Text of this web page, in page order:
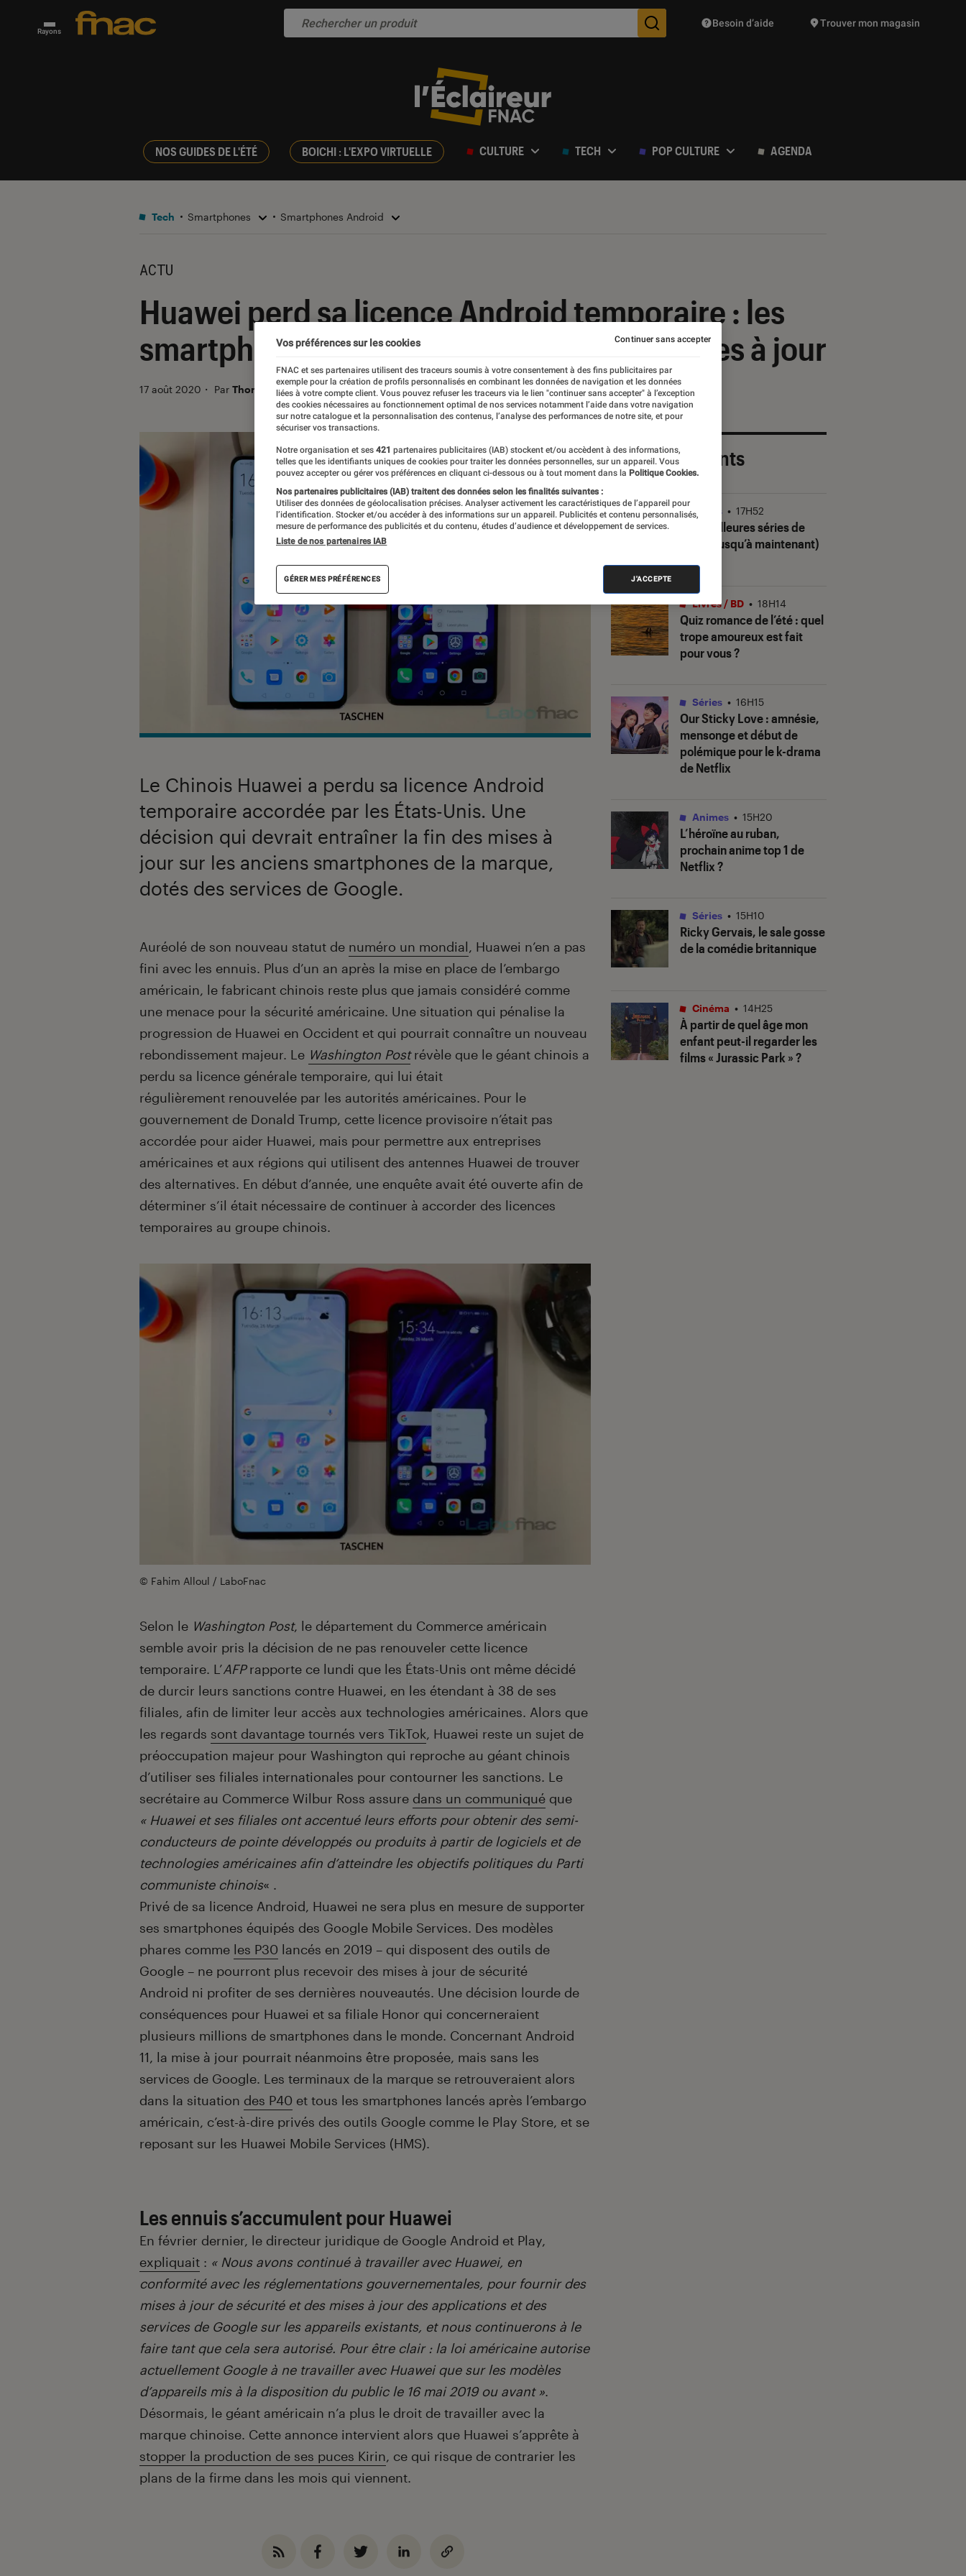
Rayons Des suggestions de produits vont vous être proposées
Besoin d’aide Trouver mon magasin
NOS GUIDES DE L'ÉTÉ BOICHI : L'EXPO VIRTUELLE CULTURE TECH POP CULTURE AGENDA
Tech Smartphones Smartphones Android
ACTU
Huawei perd sa licence Android temporaire : les
smartphones pourraient être privés de mises à jour
17 août 2020 ・ Par Thomas Estimbre
Le Chinois Huawei a perdu sa licence Android
temporaire accordée par les États-Unis. Une
décision qui devrait entraîner la fin des mises à
jour sur les anciens smartphones de la marque,
dotés des services de Google.
Introduction
Auréolé de son nouveau statut de numéro un mondial, Huawei n’en a pas
fini avec les ennuis. Plus d’un an après la mise en place de l’embargo
américain, le fabricant chinois reste plus que jamais considéré comme
une menace pour la sécurité américaine. Une situation qui pénalise la
progression de Huawei en Occident et qui pourrait connaître un nouveau
rebondissement majeur. Le Washington Postrévèle que le géant chinois a
perdu sa licence générale temporaire, qui lui était
régulièrement renouvelée par les autorités américaines. Pour le
gouvernement de Donald Trump, cette licence provisoire n’était pas
accordée pour aider Huawei, mais pour permettre aux entreprises
américaines et aux régions qui utilisent des antennes Huawei de trouver
des alternatives. En début d’année, une enquête avait été ouverte afin de
déterminer s’il était nécessaire de continuer à accorder des licences
temporaires au groupe chinois.
© Fahim Alloul / LaboFnac
Selon le Washington Post, le département du Commerce américain
semble avoir pris la décision de ne pas renouveler cette licence
temporaire. L’AFPrapporte ce lundi que les États-Unis ont même décidé
de durcir leurs sanctions contre Huawei, en les étendant à 38 de ses
filiales, afin de limiter leur accès aux technologies américaines. Alors que
les regards sont davantage tournés vers TikTok, Huawei reste un sujet de
préoccupation majeur pour Washington qui reproche au géant chinois
d’utiliser ses filiales internationales pour contourner les sanctions. Le
secrétaire au Commerce Wilbur Ross assure dans un communiqué que
« Huawei et ses filiales ont accentué leurs efforts pour obtenir des semi-
conducteurs de pointe développés ou produits à partir de logiciels et de
technologies américaines afin d’atteindre les objectifs politiques du Parti
communiste chinois« .
Privé de sa licence Android, Huawei ne sera plus en mesure de supporter
ses smartphones équipés des Google Mobile Services. Des modèles
phares comme les P30 lancés en 2019 – qui disposent des outils de
Google – ne pourront plus recevoir des mises à jour de sécurité
Android ni profiter de ses dernières nouveautés. Une décision lourde de
conséquences pour Huawei et sa filiale Honor qui concerneraient
plusieurs millions de smartphones dans le monde. Concernant Android
11, la mise à jour pourrait néanmoins être proposée, mais sans les
services de Google. Les terminaux de la marque se retrouveraient alors
dans la situation des P40 et tous les smartphones lancés après l’embargo
américain, c’est-à-dire privés des outils Google comme le Play Store, et se
reposant sur les Huawei Mobile Services (HMS).
Les ennuis s’accumulent pour Huawei
En février dernier, le directeur juridique de Google Android et Play,
expliquait : « Nous avons continué à travailler avec Huawei, en
conformité avec les réglementations gouvernementales, pour fournir des
mises à jour de sécurité et des mises à jour des applications et des
services de Google sur les appareils existants, et nous continuerons à le
faire tant que cela sera autorisé. Pour être clair : la loi américaine autorise
actuellement Google à ne travailler avec Huawei que sur les modèles
d’appareils mis à la disposition du public le 16 mai 2019 ou avant ».
Désormais, le géant américain n’a plus le droit de travailler avec la
marque chinoise. Cette annonce intervient alors que Huawei s’apprête à
stopper la production de ses puces Kirin, ce qui risque de contrarier les
plans de la firme dans les mois qui viennent.
Les plus récents
Les meilleures séries de
2026 (jusqu’à maintenant)
Séries • 17H52
Quiz romance de l’été : quel
trope amoureux est fait
pour vous ?
Livres / BD • 18H14
Our Sticky Love: amnésie,
mensonge et début de
polémique pour le k-drama
de Netflix
Séries • 16H15
L’héroïne au ruban,
prochain anime top 1 de
Netflix ?
Animes • 15H20
Ricky Gervais, le sale gosse
de la comédie britannique
Séries • 15H10
À partir de quel âge mon
enfant peut-il regarder les
films « Jurassic Park » ?
Cinéma • 14H25
Vos préférences sur les cookies
FNAC et ses partenaires utilisent des traceurs soumis à votre consentement à des fins publicitaires par
exemple pour la création de profils personnalisés en combinant les données de navigation et les données
liées à votre compte client. Vous pouvez refuser les traceurs via le lien "continuer sans accepter" à l’exception
des cookies nécessaires au fonctionnement optimal de nos services notamment l’aide dans votre navigation
sur notre catalogue et la personnalisation des contenus, l’analyse des performances de notre site, et pour
sécuriser vos transactions.
Notre organisation et ses 421 partenaires publicitaires (IAB) stockent et/ou accèdent à des informations,
telles que les identifiants uniques de cookies pour traiter les données personnelles, sur un appareil. Vous
pouvez accepter ou gérer vos préférences en cliquant ci-dessous ou à tout moment dans la Politique Cookies.
Nos partenaires publicitaires (IAB) traitent des données selon les finalités suivantes :
Utiliser des données de géolocalisation précises. Analyser activement les caractéristiques de l’appareil pour
l’identification. Stocker et/ou accéder à des informations sur un appareil. Publicités et contenu personnalisés,
mesure de performance des publicités et du contenu, études d’audience et développement de services.
Liste de nos partenaires IAB
GÉRER MES PRÉFÉRENCES J'ACCEPTE
Continuer sans accepter